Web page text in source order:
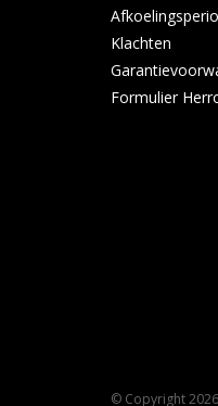
Klachten
Formulier
© Copyright